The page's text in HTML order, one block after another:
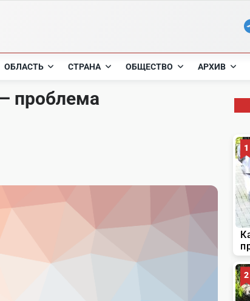
ОБЛАСТЬ СТРАНА ОБЩЕСТВО АРХИВ
проблема